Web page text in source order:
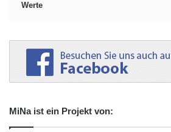
Werte
MiNa ist ein Projekt von: